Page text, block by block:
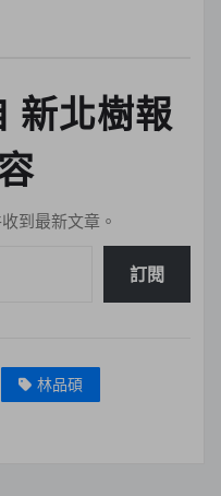
新北樹報
到最新文章。
訂閱
林品碩